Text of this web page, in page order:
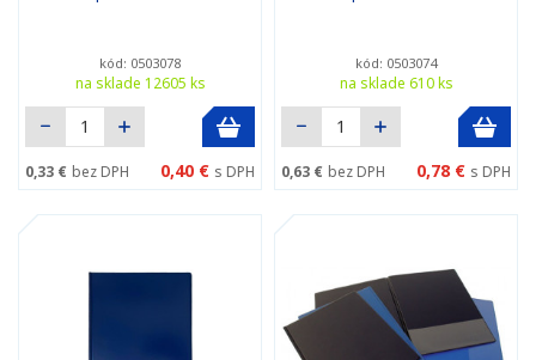
kód: 0503078
na sklade 12605 ks
0,33 € bez DPH 0,40 € s DPH
kód: 0503074
na sklade 610 ks
0,63 € bez DPH 0,78 € s DPH